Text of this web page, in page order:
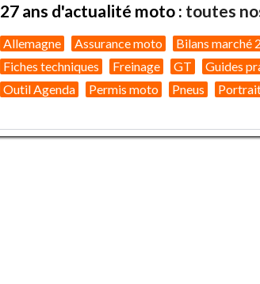
27 ans d'actualité moto : toutes
Allemagne Assurance moto Bilans marché
Fiches techniques
Freinage GT Guides
Outil Agenda
Permis moto Pneus